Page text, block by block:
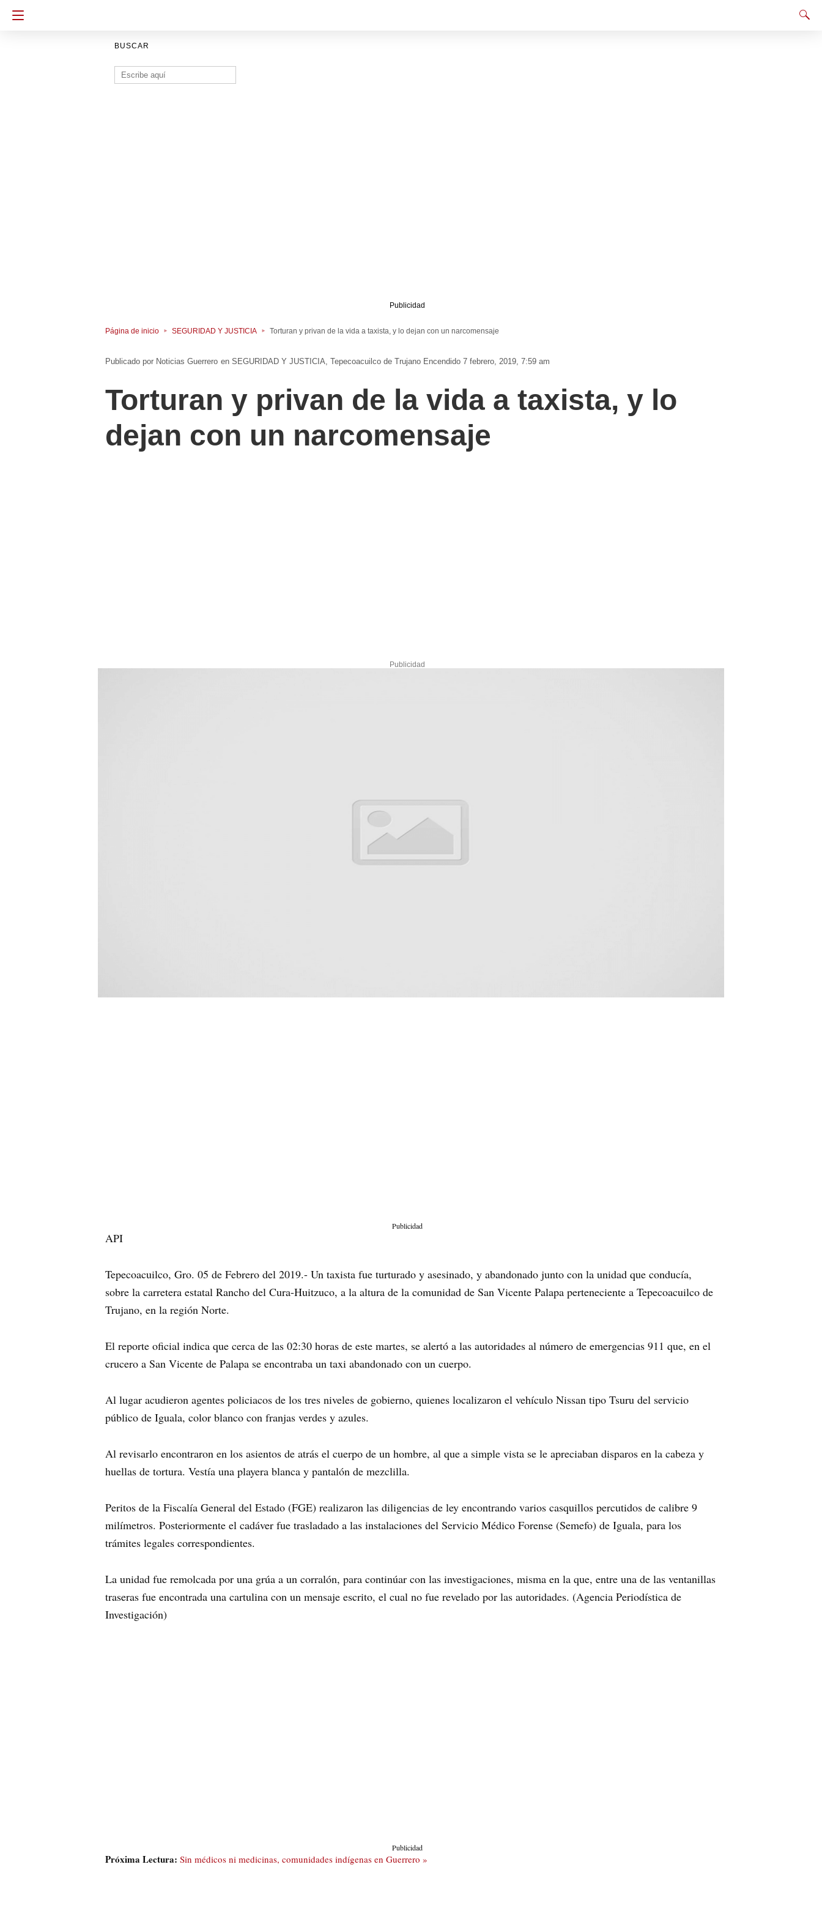
BUSCAR
Buscar:
Publicidad
Página de inicio SEGURIDAD Y JUSTICIA Torturan y privan de la vida a taxista, y lo dejan con un narcomensaje
Noticias Guerrero en SEGURIDAD Y JUSTICIA Tepecoacuilco de Trujano Encendido 7 febrero, 2019, 7:59 am
Torturan y privan de la vida a taxista, y lo
dejan con un narcomensaje
Publicidad
Publicidad
API
Tepecoacuilco, Gro. 05 de Febrero del 2019.- Un taxista fue turturado y asesinado, y abandonado junto con la unidad que conducía,
sobre la carretera estatal Rancho del Cura-Huitzuco, a la altura de la comunidad de San Vicente Palapa perteneciente a Tepecoacuilco de
Trujano, en la región Norte.
El reporte oficial indica que cerca de las 02:30 horas de este martes, se alertó a las autoridades al número de emergencias 911 que, en el
crucero a San Vicente de Palapa se encontraba un taxi abandonado con un cuerpo.
Al lugar acudieron agentes policiacos de los tres niveles de gobierno, quienes localizaron el vehículo Nissan tipo Tsuru del servicio
público de Iguala, color blanco con franjas verdes y azules.
Al revisarlo encontraron en los asientos de atrás el cuerpo de un hombre, al que a simple vista se le apreciaban disparos en la cabeza y
huellas de tortura. Vestía una playera blanca y pantalón de mezclilla.
Peritos de la Fiscalía General del Estado (FGE) realizaron las diligencias de ley encontrando varios casquillos percutidos de calibre 9
milímetros. Posteriormente el cadáver fue trasladado a las instalaciones del Servicio Médico Forense (Semefo) de Iguala, para los
trámites legales correspondientes.
La unidad fue remolcada por una grúa a un corralón, para continúar con las investigaciones, misma en la que, entre una de las ventanillas
traseras fue encontrada una cartulina con un mensaje escrito, el cual no fue revelado por las autoridades. (Agencia Periodística de
Investigación)
Publicidad
Próxima Lectura: Sin médicos ni medicinas, comunidades indígenas en Guerrero »